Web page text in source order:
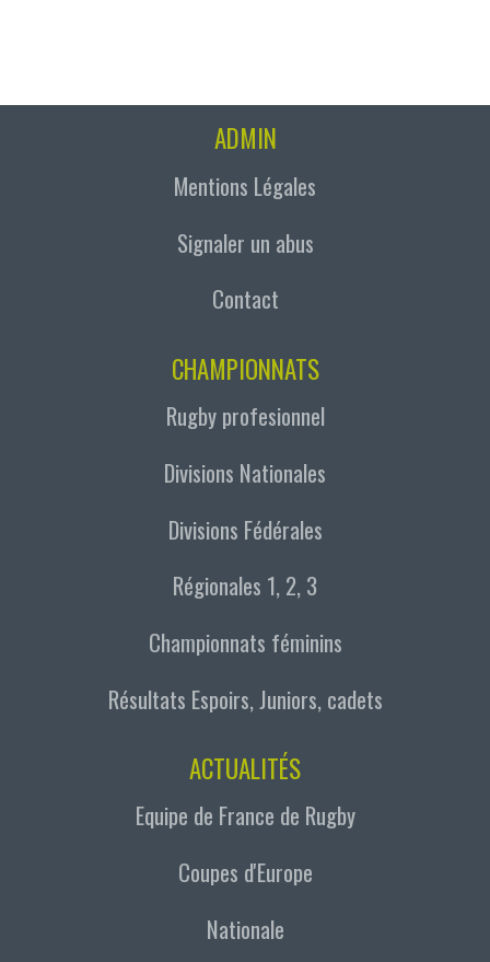
ADMIN
Mentions Légales
Signaler un abus
Contact
CHAMPIONNATS
Rugby profesionnel
Divisions Nationales
Divisions Fédérales
Régionales 1, 2, 3
Championnats féminins
Résultats Espoirs, Juniors, cadets
ACTUALITÉS
Equipe de France de Rugby
Coupes d'Europe
Nationale